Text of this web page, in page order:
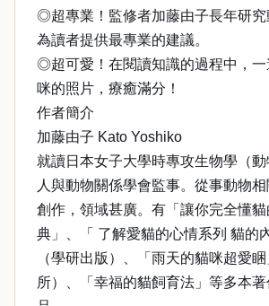
◎超專業！監修者加藤由子長年研究
為讀者提供最專業的建議。
◎超可愛！在閱讀知識的過程中，一
咪的照片，療癒滿分！
作者簡介
加藤由子 Kato Yoshiko
就讀日本女子大學時專攻生物學（動
人與動物關係學會監事。從事動物
創作，領域甚廣。有「讓你完全懂
典」、「 了解愛貓的心情系列 貓的
（學研出版）、「雨天的貓咪超愛
所）、「幸福的貓飼育法」等多本